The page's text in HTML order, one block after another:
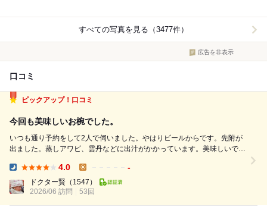
すべての写真を見る（3477件）
広告を非表示
口コミ
ピックアップ！口コミ
今回も美味しいお椀でした。
いつも通り予約をして2人で伺いました。やはりビールからです。先附が
出ました。蒸しアワビ、雲丹などに出汁がかかっています。美味しいで
ンドウなどですが出汁がマッチして抜群の美味しさです。3品目はお造り
で車海老、北寄貝、マグロ,鱧などどれも...
4.0 -
ドクター賢 （1547）
2026/06 訪問
53回